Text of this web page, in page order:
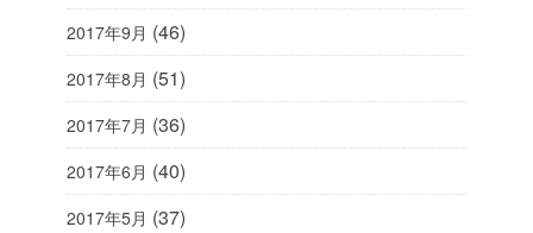
2017年9月 (46)
2017年8月 (51)
2017年7月 (36)
2017年6月 (40)
2017年5月 (37)